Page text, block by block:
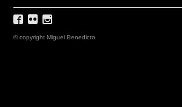
© copyright Miguel Benedicto